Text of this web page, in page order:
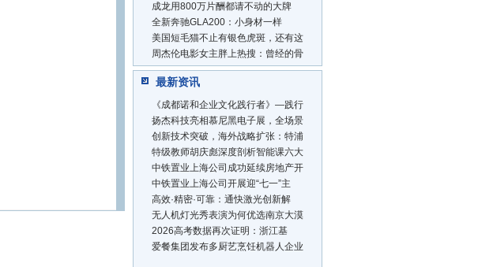
成龙用800万片酬都请不动的大牌
全新奔驰GLA200：小身材一样
美国短毛猫不止有银色虎斑，还有这
周杰伦电影女主胖上热搜：曾经的骨
最新资讯
《成都诺和企业文化践行者》—践行
扬杰科技亮相慕尼黑电子展，全场景
创新技术突破，海外战略扩张：特浦
特级教师胡庆彪深度剖析智能课六大
中铁置业上海公司成功延续房地产开
中铁置业上海公司开展迎“七一”主
高效·精密·可靠：通快激光创新解
无人机灯光秀表演为何优选南京大漠
2026高考数据再次证明：浙江基
爱餐集团发布多厨艺烹饪机器人企业